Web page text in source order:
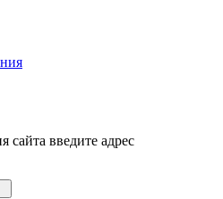
сайта введите адрес